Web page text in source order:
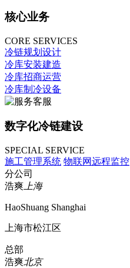
核心业务
CORE SERVICES
冷链规划设计
冷库安装建造
冷库招商运营
冷库制冷设备
数字化冷链建设
SPECIAL SERVICE
施工管理系统 物联网远程监控
分公司
浩爽 上海
HaoShuang Shanghai
上海市松江区
总部
浩爽北京